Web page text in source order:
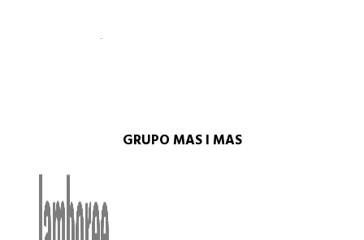
GRUPO MAS I MAS